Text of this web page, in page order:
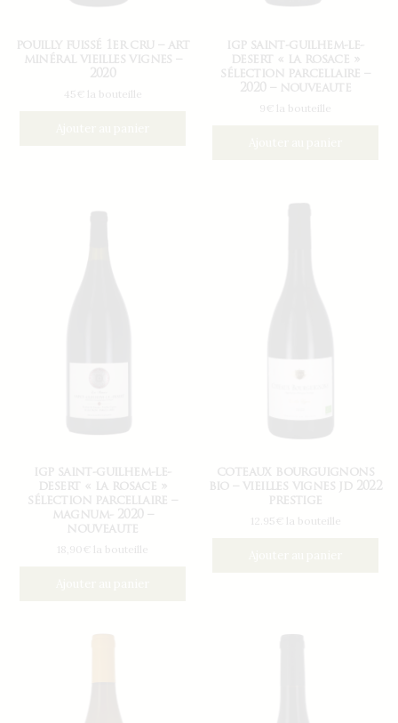
pouilly fuissé 1er cru – art
minéral vieilles vignes –
2020
45€ la bouteille
igp saint-guilhem-le-
desert « la rosace »
sélection parcellaire –
2020 – nouveaute
9€ la bouteille
igp saint-guilhem-le-
desert « la rosace »
sélection parcellaire –
magnum- 2020 –
nouveaute
18,90€ la bouteille
coteaux bourguignons
bio – vieilles vignes jd 2022
prestige
12.95€ la bouteille